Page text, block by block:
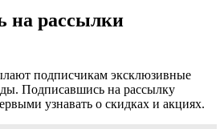
на рассылки
подписчикам эксклюзивные
Подписавшись на рассылку
узнавать о скидках и акциях.